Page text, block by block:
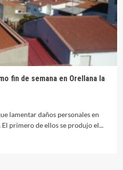
fin de semana en Orellana la
lamentar daños personales en
El primero de ellos se produjo el...